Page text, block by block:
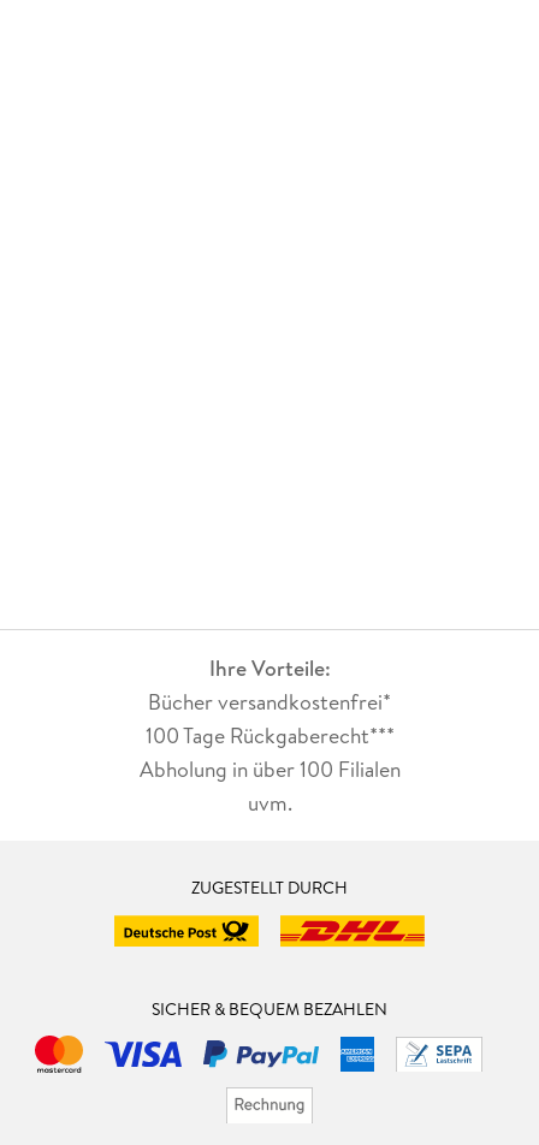
Ihre Vorteile:
Bücher versandkostenfrei*
100 Tage Rückgaberecht***
Abholung in über 100 Filialen
uvm.
ZUGESTELLT DURCH
SICHER & BEQUEM BEZAHLEN